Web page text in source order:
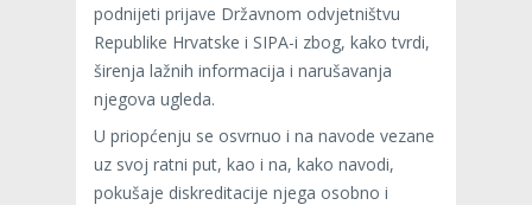
podnijeti prijave Državnom odvjetništvu
Republike Hrvatske i SIPA-i zbog, kako tvrdi,
širenja lažnih informacija i narušavanja
njegova ugleda.
U priopćenju se osvrnuo i na navode vezane
uz svoj ratni put, kao i na, kako navodi,
pokušaje diskreditacije njega osobno i